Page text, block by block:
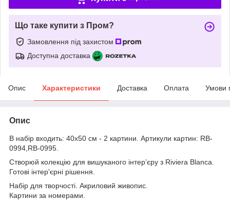
Що таке купити з Пром?
Замовлення під захистом
Доступна доставка
Опис Характеристики Доставка Оплата Умови
Опис
В набір входить: 40x50 см - 2 картини. Артикули картин: RB-
0994,RB-0995.
Створюй колекцію для вишуканого інтер’єру з Riviera Blanca.
Готові інтер'єрні рішення.
Набір для творчості. Акриловий живопис.
Картини за номерами.